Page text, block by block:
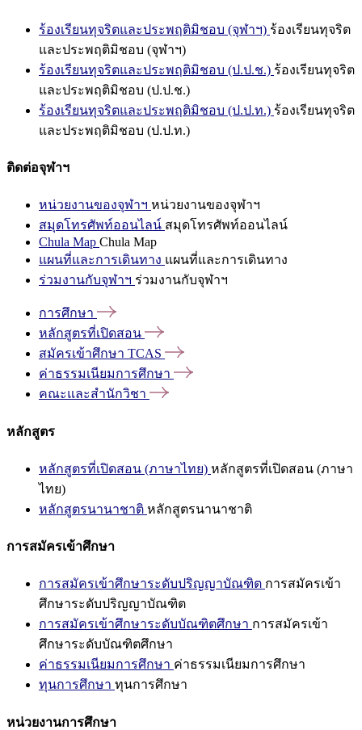
ร้องเรียนทุจริตและประพฤติมิชอบ (จุฬาฯ) ร้องเรียนทุจริต
และประพฤติมิชอบ (จุฬาฯ)
ร้องเรียนทุจริตและประพฤติมิชอบ (ป.ป.ช.) ร้องเรียนทุจริต
และประพฤติมิชอบ (ป.ป.ช.)
ร้องเรียนทุจริตและประพฤติมิชอบ (ป.ป.ท.) ร้องเรียนทุจริต
และประพฤติมิชอบ (ป.ป.ท.)
ติดต่อจุฬาฯ
หน่วยงานของจุฬาฯ หน่วยงานของจุฬาฯ
สมุดโทรศัพท์ออนไลน์ สมุดโทรศัพท์ออนไลน์
Chula Map Chula Map
แผนที่และการเดินทาง แผนที่และการเดินทาง
ร่วมงานกับจุฬาฯ ร่วมงานกับจุฬาฯ
การศึกษา
หลักสูตรที่เปิดสอน
สมัครเข้าศึกษา TCAS
ค่าธรรมเนียมการศึกษา
คณะและสำนักวิชา
หลักสูตร
หลักสูตรที่เปิดสอน (ภาษาไทย) หลักสูตรที่เปิดสอน (ภาษา
ไทย)
หลักสูตรนานาชาติ หลักสูตรนานาชาติ
การสมัครเข้าศึกษา
การสมัครเข้าศึกษาระดับปริญญาบัณฑิต การสมัครเข้า
ศึกษาระดับปริญญาบัณฑิต
การสมัครเข้าศึกษาระดับบัณฑิตศึกษา การสมัครเข้า
ศึกษาระดับบัณฑิตศึกษา
ค่าธรรมเนียมการศึกษา ค่าธรรมเนียมการศึกษา
ทุนการศึกษา ทุนการศึกษา
หน่วยงานการศึกษา